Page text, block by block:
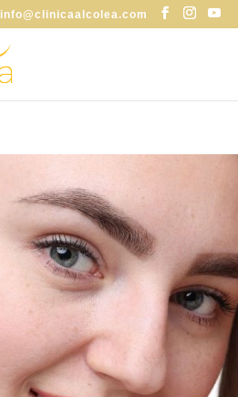
info@clinicaalcolea.com